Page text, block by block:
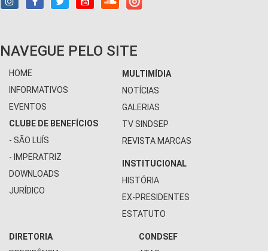
NAVEGUE PELO SITE
HOME
INFORMATIVOS
EVENTOS
CLUBE DE BENEFÍCIOS
- SÃO LUÍS
- IMPERATRIZ
DOWNLOADS
JURÍDICO
MULTIMÍDIA
NOTÍCIAS
GALERIAS
TV SINDSEP
REVISTA MARCAS
INSTITUCIONAL
HISTÓRIA
EX-PRESIDENTES
ESTATUTO
DIRETORIA
CONDSEF